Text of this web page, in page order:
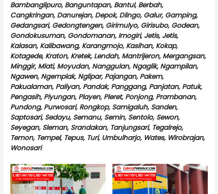
Bambanglipuro, Banguntapan, Bantul, Berbah,
Cangkringan, Danurejan, Depok, Dlingo, Galur, Gamping,
Gedangsari, Gedongtengen, Girimulyo, Girisubo, Godean,
Gondokusuman, Gondomanan, Imogiri, Jetis, Jetis,
Kalasan, Kalibawang, Karangmojo, Kasihan, Kokap,
Kotagede, Kraton, Kretek, Lendah, Mantrijeron, Mergangsan,
Minggir, Mlati, Moyudan, Nanggulan, Ngaglik, Ngampilan,
Ngawen, Ngemplak, Nglipar, Pajangan, Pakem,
Pakualaman, Paliyan, Pandak, Panggang, Panjatan, Patuk,
Pengasih, Piyungan, Playen, Pleret, Ponjong, Prambanan,
Pundong, Purwosari, Rongkop, Samigaluh, Sanden,
Saptosari, Sedayu, Semanu, Semin, Sentolo, Sewon,
Seyegan, Sleman, Srandakan, Tanjungsari, Tegalrejo,
Temon, Tempel, Tepus, Turi, Umbulharjo, Wates, Wirobrajan,
Wonosari